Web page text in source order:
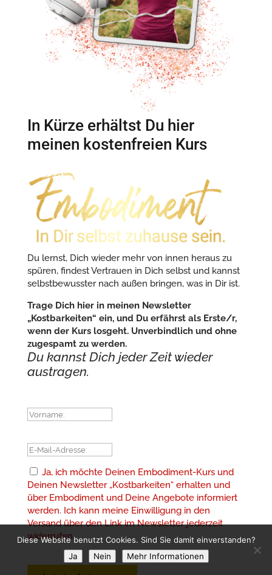
In Kürze erhältst Du hier
meinen kostenfreien Kurs
Du lernst, Dich wieder mehr von innen heraus zu
spüren, findest Vertrauen in Dich selbst und kannst
selbstbewusster nach außen bringen, was in Dir ist.
Trage Dich hier in meinen Newsletter
„Kostbarkeiten“ ein, und Du erfährst als Erste/r,
wenn der Kurs losgeht. Unverbindlich und ohne
zugespamt zu werden.
Du kannst Dich jeder Zeit wieder
austragen.
Ja, ich möchte Deinen Embodiment-Kurs und
Deinen Newsletter „Kostbarkeiten“ erhalten und
über Embodiment und Deine Angebote informiert
werden. Ich kann meine Einwilligung in den
Versand über den Link im Newsletter jederzeit
widerrufen.
Diese Website benutzt Cookies. Sind Sie damit einverstanden?
Ja
Nein Mehr Informationen